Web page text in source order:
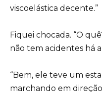
viscoelástica decente.”
Fiquei chocada. “O
não tem acidentes há
“Bem, ele teve um
marchando em